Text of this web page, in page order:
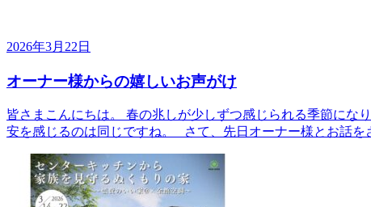
2026年3月22日
オーナー様からの嬉しいお声がけ
皆さまこんにちは。 春の兆しが少しずつ感じられる季節にな
安を感じるのは同じですね。 さて、先日オーナー様とお話